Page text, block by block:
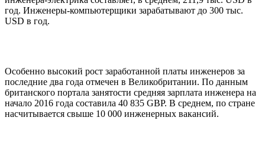
год. Инженеры-компьютерщики зарабатывают до 300 тыс.
USD в год.
Особенно высокий рост заработанной платы инженеров за
последние два года отмечен в Великобритании. По данным
британского портала занятости средняя зарплата инженера на
начало 2016 года составила 40 835 GBP. В среднем, по стране
насчитывается свыше 10 000 инженерных вакансий.